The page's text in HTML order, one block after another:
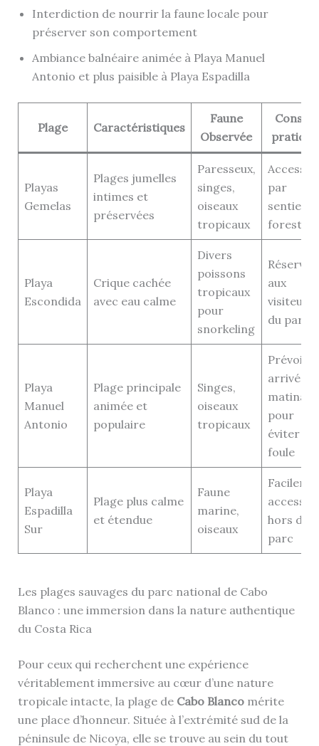
Interdiction de nourrir la faune locale pour
préserver son comportement
Ambiance balnéaire animée à Playa Manuel
Antonio et plus paisible à Playa Espadilla
Plage Caractéristiques
Faune
Observée
Playas
Gemelas
Plages jumelles
intimes et
préservées
Paresseux,
singes,
oiseaux
tropicaux
par
sentiers
Playa
Escondida
Crique cachée
avec eau calme
Divers
poissons
tropicaux
pour
snorkeling
Réservée
aux
visiteurs
du parc
Playa
Manuel
Antonio
Plage principale
animée et
populaire
Singes,
oiseaux
tropicaux
Prévoir
arrivée
matinale
pour
éviter la
foule
Playa
Espadilla
Sur
Plage plus calme
et étendue
Faune
marine,
oiseaux
hors du
parc
Les plages sauvages du parc national de Cabo
Blanco : une immersion dans la nature authentique
du Costa Rica
Pour ceux qui recherchent une expérience
véritablement immersive au cœur d’une nature
tropicale intacte, la plage de Cabo Blancomérite
une place d’honneur. Située à l’extrémité sud de la
péninsule de Nicoya, elle se trouve au sein du tout